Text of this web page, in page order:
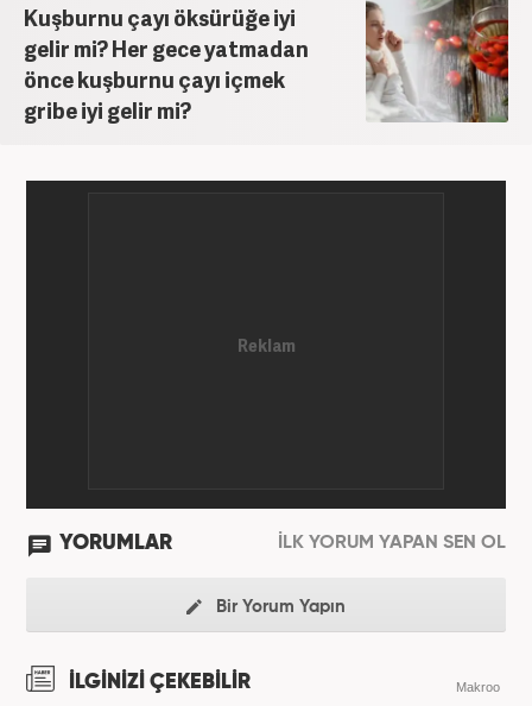
Kuşburnu çayı öksürüğe iyi
gelir mi? Her gece yatmadan
önce kuşburnu çayı içmek
gribe iyi gelir mi?
YORUMLAR İLK YORUM YAPAN SEN OL
Bir Yorum Yapın
İLGİNİZİ ÇEKEBİLİR Makroo